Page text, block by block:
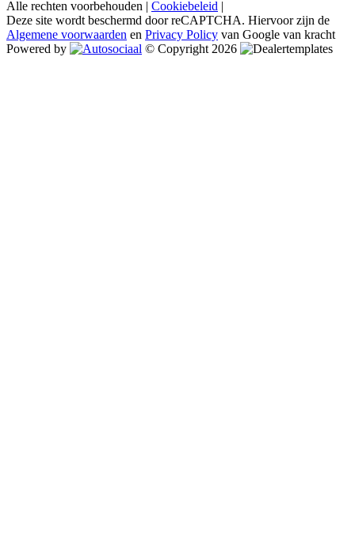
Alle rechten voorbehouden | Cookiebeleid |
Deze site wordt beschermd door reCAPTCHA. Hiervoor zijn de
Algemene voorwaarden en Privacy Policy van Google van kracht
Powered by
© Copyright 2026